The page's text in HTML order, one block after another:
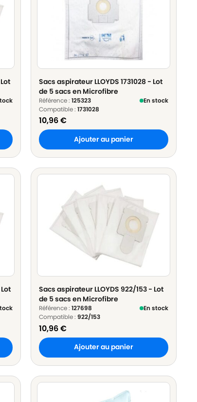
Sacs aspirateur LLOYDS 1731028 - Lot
de 5 sacs en Microfibre
Référence :125323
En stock
Compatible :1731028
10,96€
Ajouter au panier
Sacs aspirateur LLOYDS 922/153 - Lot
de 5 sacs en Microfibre
Référence :127698
En stock
Compatible :922/153
10,96€
Ajouter au panier